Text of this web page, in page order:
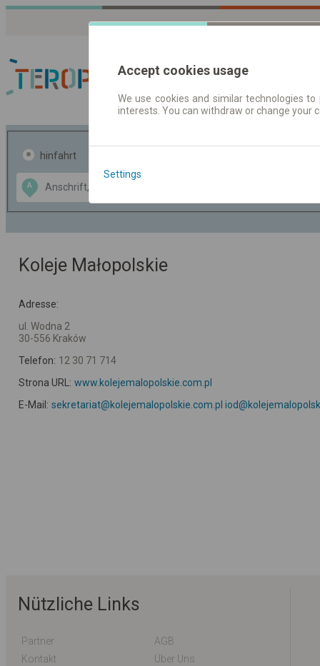
Fahrplandaten |
hinfahrt
A
Data CC-BY-SA
OpenStreetMap
GeoLite data by
Koleje Małopolskie
Adresse:
ul. Wodna 2
30-556 Kraków
Telefon: 12 30 71 714
Strona URL: www.kolejemalopolskie.com.pl
E-Mail: sekretariat@kolejemalopolskie.com.pl
Nützliche Links
Partner
AGB
Kontakt
Über Uns
Accept cookies usage
We use cookies and similar technologies
interests. You can withdraw or change
Settings